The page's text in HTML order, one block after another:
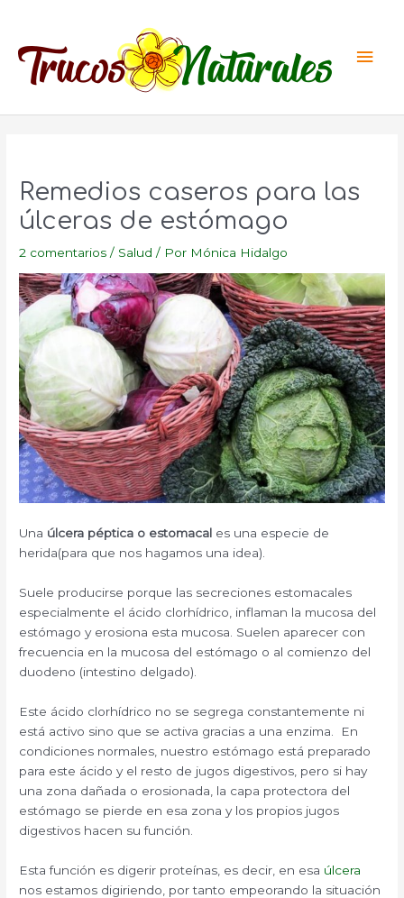
contenido
Remedios caseros para las
úlceras de estómago
2 comentarios / Salud / Por Mónica Hidalgo
Una úlcera péptica o estomacal es una especie de
herida(para que nos hagamos una idea).
Suele producirse porque las secreciones estomacales
especialmente el ácido clorhídrico, inflaman la mucosa del
estómago y erosiona esta mucosa. Suelen aparecer con
frecuencia en la mucosa del estómago o al comienzo del
duodeno (intestino delgado).
Este ácido clorhídrico no se segrega constantemente ni
está activo sino que se activa gracias a una enzima. En
condiciones normales, nuestro estómago está preparado
para este ácido y el resto de jugos digestivos, pero si hay
una zona dañada o erosionada, la capa protectora del
estómago se pierde en esa zona y los propios jugos
digestivos hacen su función.
Esta función es digerir proteínas, es decir, en esa úlcera
nos estamos digiriendo, por tanto empeorando la situación